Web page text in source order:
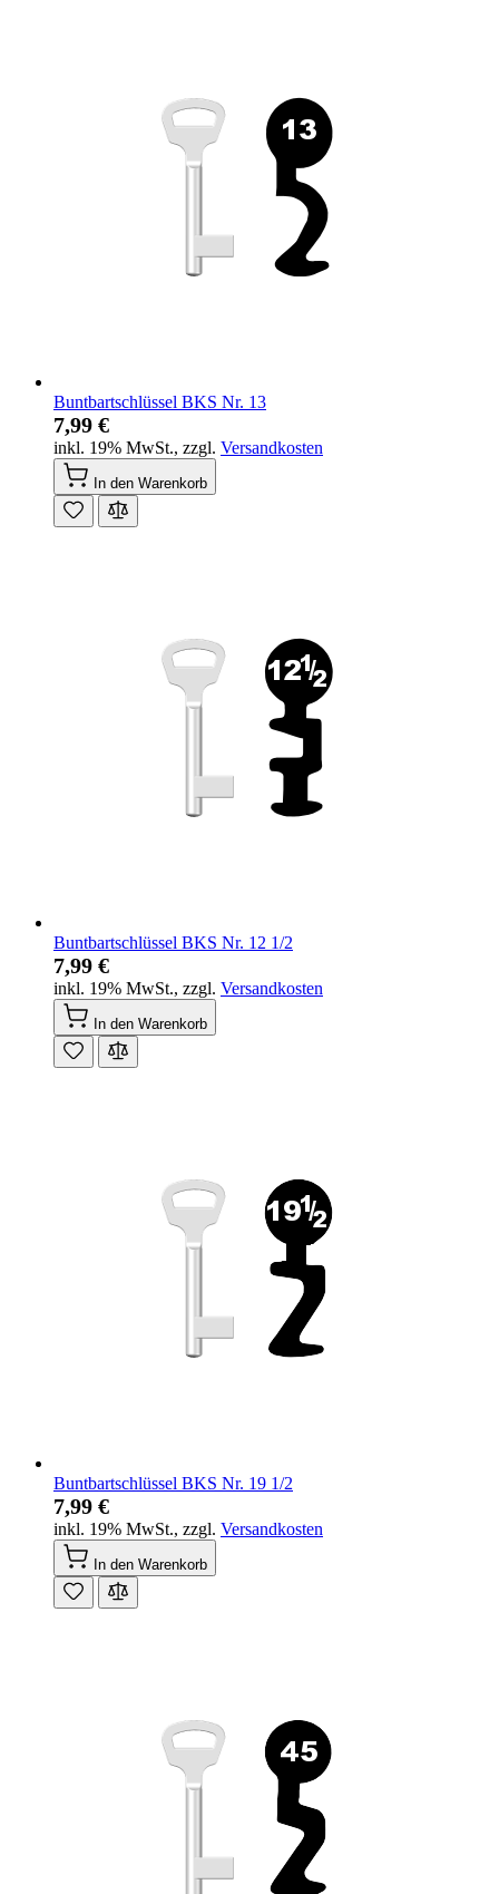
Buntbartschlüssel BKS Nr. 13
7,99 €
inkl. 19% MwSt., zzgl. Versandkosten
In den Warenkorb
Buntbartschlüssel BKS Nr. 12 1/2
7,99 €
inkl. 19% MwSt., zzgl. Versandkosten
In den Warenkorb
Buntbartschlüssel BKS Nr. 19 1/2
7,99 €
inkl. 19% MwSt., zzgl. Versandkosten
In den Warenkorb